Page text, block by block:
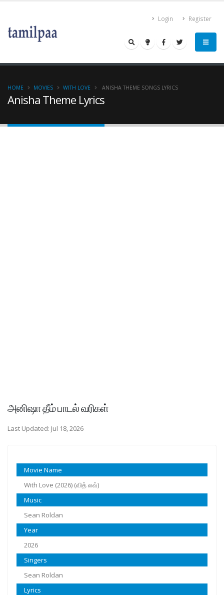
Login Register
Anisha Theme Lyrics
HOME MOVIES WITH LOVE ANISHA THEME SONGS LYRICS
அனிஷா தீம் பாடல் வரிகள்
Last Updated: Jul 18, 2026
Movie Name
With Love (2026) (வித் லவ்)
Music
Sean Roldan
Year
2026
Singers
Sean Roldan
Lyrics